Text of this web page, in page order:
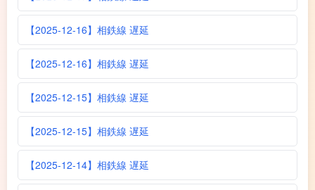
【2025-12-16】相鉄線 遅延
【2025-12-16】相鉄線 遅延
【2025-12-15】相鉄線 遅延
【2025-12-15】相鉄線 遅延
【2025-12-14】相鉄線 遅延